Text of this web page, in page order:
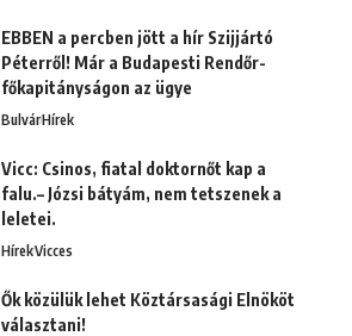
EBBEN a percben jött a hír Szijjártó
Péterről! Már a Budapesti Rendőr-
főkapitányságon az ügye
BulvárHírek
Vicc: Csinos, fiatal doktornőt kap a
falu.– Józsi bátyám, nem tetszenek a
leletei.
HírekVicces
Ők közülük lehet Köztársasági Elnököt
választani!